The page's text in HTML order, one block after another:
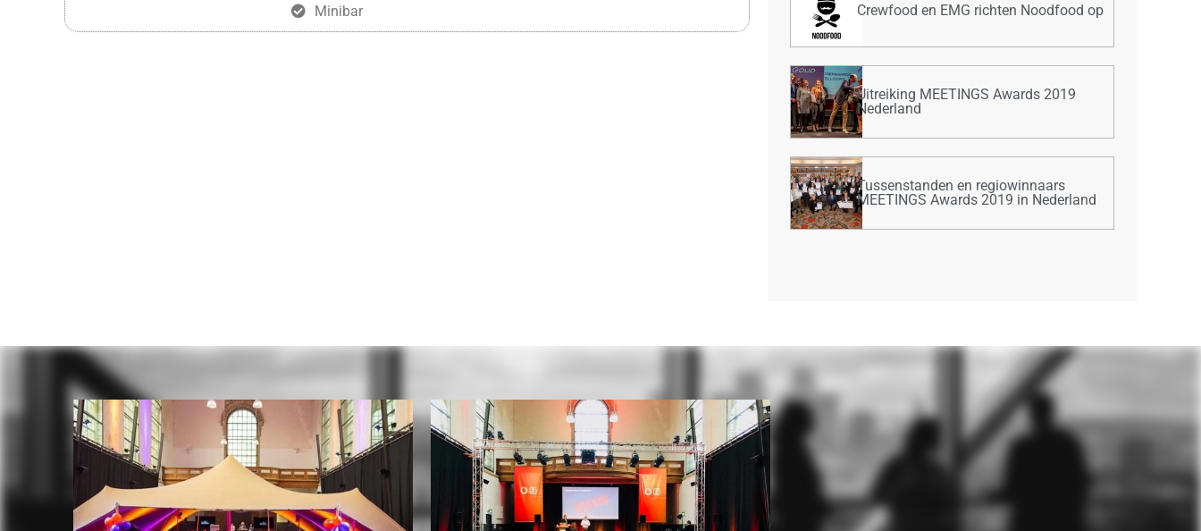
Minibar
Crewfood en EMG richten Noodfood op
Uitreiking MEETINGS Awards 2019
Nederland
Tussenstanden en regiowinnaars
MEETINGS Awards 2019 in Nederland